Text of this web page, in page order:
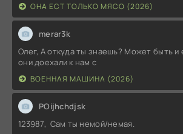
ОНА ЕСТ ТОЛЬКО МЯСО (2026)
merar3k
Олег, А откуда ты знаешь? Может быть и
они доехали к нам с
ВОЕННАЯ МАШИНА (2026)
POijhchdjsk
123987, Сам ты немой/немая.